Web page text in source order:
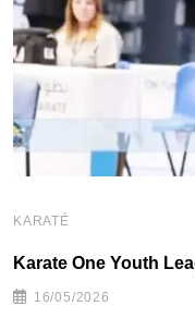
KARATÉ
Karate One Youth
16/05/2026